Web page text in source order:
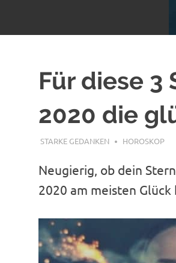
Für diese 3
2020 die
DEZEMBER 25, 2019
STARKE GEDANKEN HOROSKOP
Neugierig, ob dein
2020 am meisten